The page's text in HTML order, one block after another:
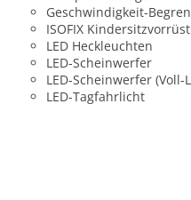
Geschwindigkeit-
ISOFIX
LED Heckleuchten
LED-Scheinwerfer
LED-Scheinwerfer (Voll-
LED-Tagfahrlicht